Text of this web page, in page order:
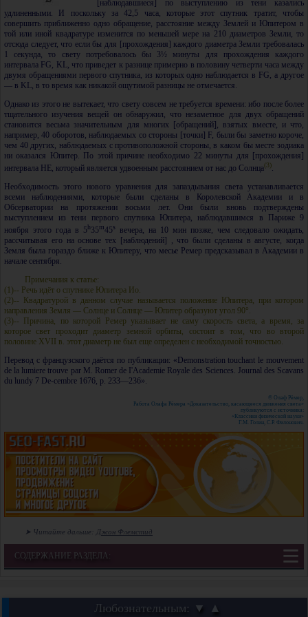
[наблюдавшиеся] по выступлению из тени казались
удлиненными. И поскольку за 42,5 часа, которые этот спутник тратит, чтобы
совершить приближенно одно обращение, расстояние между Землей и Юпитером в
той или иной квадратуре изменится по меньшей мере на 210 диаметров Земли, то
отсюда следует, что если бы для [прохождения] каждого диаметра Земли требовалась
1 секунда, то свету потребовалось бы 3½ минуты для прохождения каждого
интервала FG, KL, что приведет к разнице примерно в половину четверти часа между
двумя обращениями первого спутника, из которых одно наблюдается в FG, а другое
— в KL, в то время как никакой ощутимой разницы не отмечается.
Однако из этого не вытекает, что свету совсем не требуется времени: ибо после более
тщательного изучения вещей он обнаружил, что незаметное для двух обращений
становится весьма значительным для многих [обращений], взятых вместе, и что,
например, 40 оборотов, наблюдаемых со стороны [точки] F, были бы заметно короче,
чем 40 других, наблюдаемых с противоположной стороны, в каком бы месте зодиака
ни оказался Юпитер. По этой причине необходимо 22 минуты для [прохождения]
интервала HE, который является удвоенным расстоянием от нас до Солнца(3).
Необходимость этого нового уравнения для запаздывания света устанавливается
всеми наблюдениями, которые были сделаны в Королевской Академии и в
Обсерватории на протяжении восьми лет. Они были вновь подтверждены
выступлением из тени первого спутника Юпитера, наблюдавшимся в Париже 9
ноября этого года в 5h35m45s
вечера, на 10 мин позже, чем следовало ожидать,
рассчитывая его на основе тех [наблюдений] , что были сделаны в августе, когда
Земля была гораздо ближе к Юпитеру, что месье Ремер предсказывал в Академии в
начале сентября.
Примечания к статье:
(1)-- Речь идёт о спутнике Юпитера Ио.
(2)-- Квадратурой в данном случае называется положение Юпитера, при котором
направления Земля — Солнце и Солнце — Юпитер образуют угол 90°.
(3)-- Причина, по которой Ремер указывает не саму скорость света, а время, за
которое свет проходит диаметр земной орбиты, состоит в том, что во второй
половине XVII в. этот диаметр не был еще определен с необходимой точностью.
Перевод с французского даётся по публикации: «Demonstration touchant le mouvement
de la lumiere trouve par M. Romer de I'Academie Royale des Sciences. Journal des Scavans
du lundy 7 De-cembre 1676, p. 233—236».
© Олаф Рёмер,
Работа Олафа Рёмера «Доказательство, касающееся движения света»
публикуются с источника:
«Классики физической науки»
Г.М. Голин, С.Р. Филонович.
➤ Читайте дальше: Джон Флемстид
СОДЕРЖАНИЕ РАЗДЕЛА:
Любознательным: ▼ ▲